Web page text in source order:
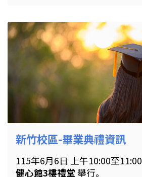
新竹校區-畢業典禮資訊
115年6月6日 上午10:00至11:00
健心館3樓禮堂舉行。